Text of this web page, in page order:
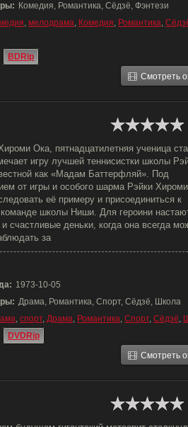
Комедия, Романтика, Сёдзё, Фэнтези
, мелодрама, Комедия, Романтика,
BDRip
Смотреть
Ока, пятнадцатилетняя ученица
игру лучшей теннисистки школы
как «Мадам Баттерфляй». Под
от игры и особого шарма Рэйки Хироми
её примеру и присоединиться к
команде школы Ниши. Для героини
счастливые деньки, когда она всегда
за
1973-10-05
Драма, Романтика, Спорт, Сёдзё, Школа
, спорт, Драма, Романтика, Спорт, Сёдзё,
DVDRip
Смотреть